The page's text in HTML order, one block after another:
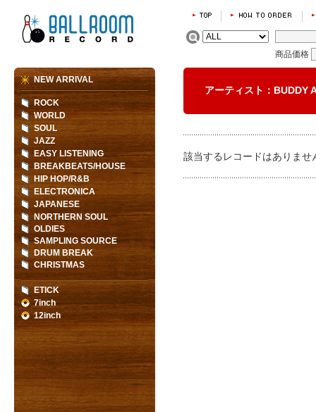
商品価格
アーティスト：
該当するレコードはありませ
NEW ARRIVAL
ROCK
WORLD
SOUL
JAZZ
EASY LISTENING
BREAKBEATS/HOUSE
HIP HOP/R&B
ELECTRONICA
JAPANESE
NORTHERN SOUL
OLDIES
SAMPLING SOURCE
DRUM BREAK
CHRISTMAS
ETICK
7inch
12inch